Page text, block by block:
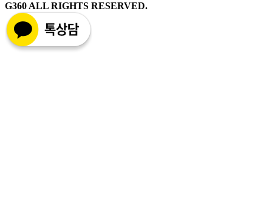
G360 ALL RIGHTS RESERVED.